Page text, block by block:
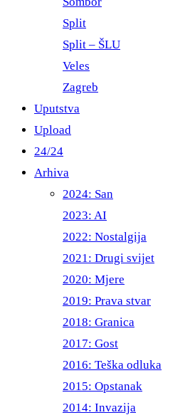
Split
Split – ŠLU
Veles
Zagreb
Uputstva
Upload
24/24
Arhiva
2024: San
2023: AI
2022: Nostalgija
2021: Drugi svijet
2020: Mjere
2019: Prava stvar
2018: Granica
2017: Gost
2016: Teška odluka
2015: Opstanak
2014: Invazija